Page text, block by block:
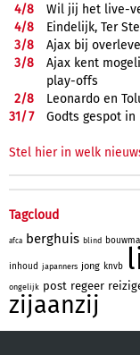
4/8
Wil jij het live-
4/8
Eindelijk, Ter
3/8
Ajax bij
3/8
Ajax kent
play-offs
2/8
Leonardo en
31/7 Godts gespot
Stel hier in welk
Tagcloud
afca berghuis blind
inhoud japanners jong knvb
ongelijk post regeer
zijaanzij